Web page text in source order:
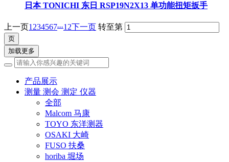
日本 TONICHI 东日 RSP19N2X13 单功能扭矩扳手
上一页1 234567...12下一页 转至第
加载更多
产品展示
测量 测会 测定 仪器
全部
Malcom 马康
TOYO 东洋测器
OSAKI 大崎
FUSO 扶桑
horiba 堀场